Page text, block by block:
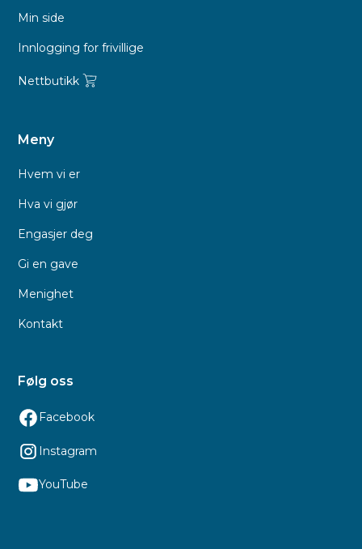
Min side
Innlogging for frivillige
Nettbutikk
Meny
Hvem vi er
Hva vi gjør
Engasjer deg
Gi en gave
Menighet
Kontakt
Følg oss
Facebook
Instagram
YouTube